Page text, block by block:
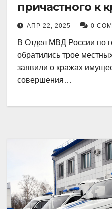
причастного к
имущества из
Пятигорске
АПР 22, 2025 0
В Отдел МВД России по
обратились трое
заявили о кражах
совершения…